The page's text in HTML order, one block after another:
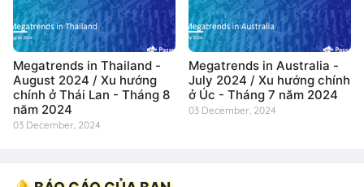
Megatrends in Thailand -
August 2024 / Xu hướng
chính ở Thái Lan - Tháng 8
năm 2024
03 December, 2024
Megatrends in Australia -
July 2024 / Xu hướng chính
ở Úc - Tháng 7 năm 2024
03 December, 2024